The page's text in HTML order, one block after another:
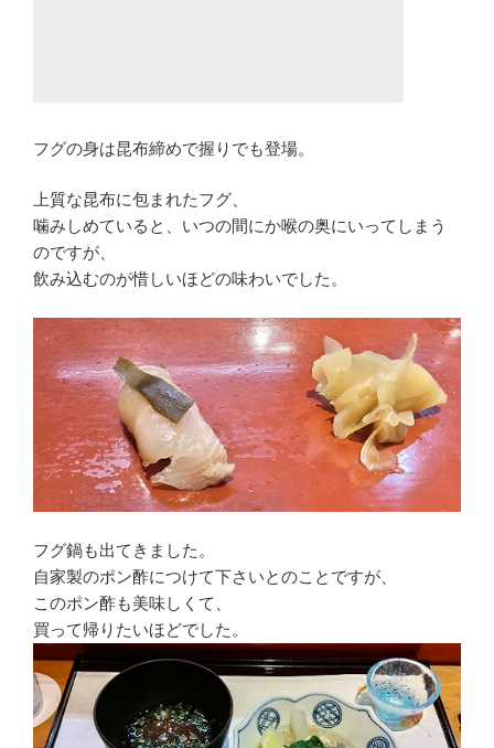
フグの身は昆布締めで握りでも登場。
上質な昆布に包まれたフグ、
噛みしめていると、いつの間にか喉の奥にいってしまう
のですが、
飲み込むのが惜しいほどの味わいでした。
フグ鍋も出てきました。
自家製のポン酢につけて下さいとのことですが、
このポン酢も美味しくて、
買って帰りたいほどでした。